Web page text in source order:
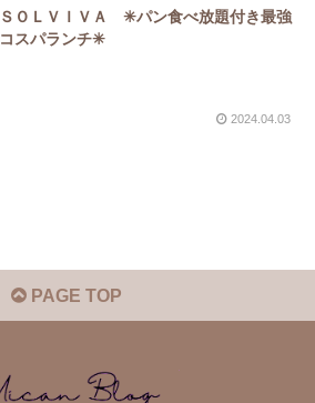
ＳＯＬＶＩＶＡ ✳︎パン食べ放題付き最強
コスパランチ✳︎
2024.04.03
PAGE TOP